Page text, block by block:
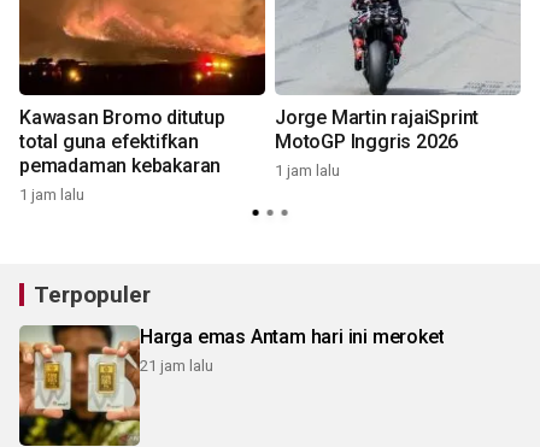
Kawasan Bromo ditutup
total guna efektifkan
pemadaman kebakaran
1 jam lalu
Jorge Martin rajaiSprint
MotoGP Inggris 2026
1 jam lalu
Terpopuler
Harga emas Antam hari ini meroket
21 jam lalu